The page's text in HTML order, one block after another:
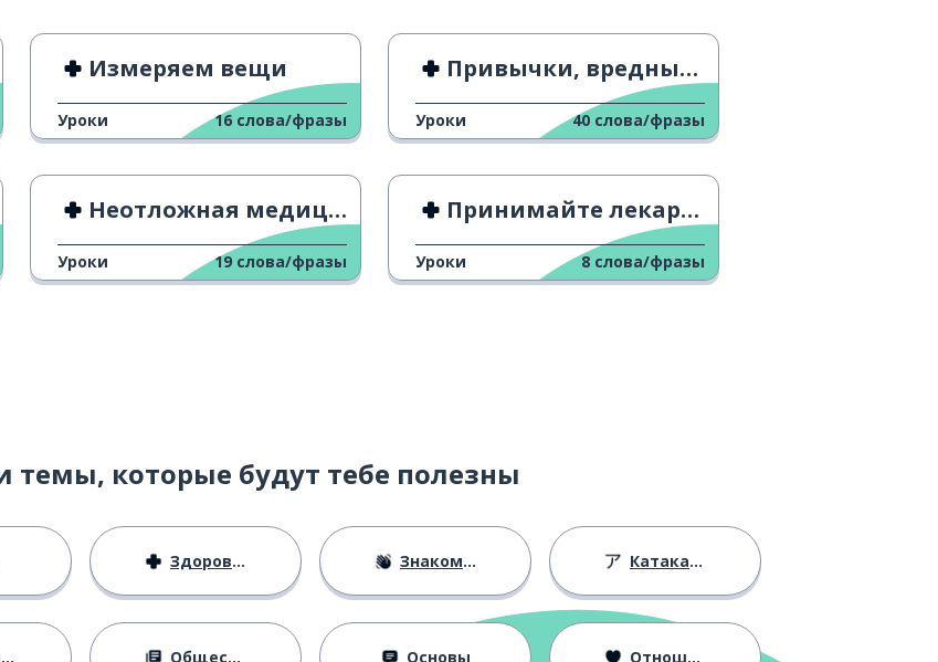
Измеряем вещи
Уроки 16 слова/фразы
Привычки, вредные для психического здоровья
Уроки 40 слова/фразы
Неотложная медицинская помощь 1
Уроки 19 слова/фразы
Принимайте лекарства
Уроки 8 слова/фразы
темы, которые будут тебе полезны
Здоровье Знакомство Катакана
Общество Основы Отношения